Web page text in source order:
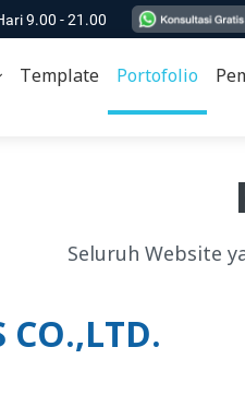
9.00 - 21.00
Template Portofolio
Seluruh Website
CO.,LTD.